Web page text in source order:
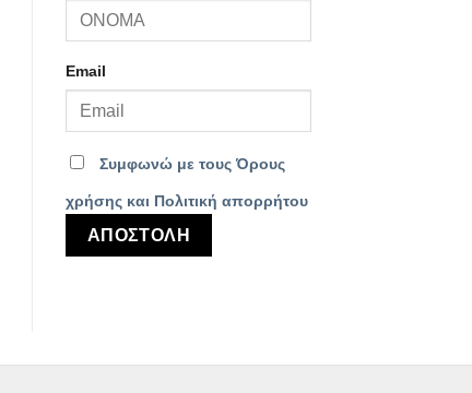
Email
Συμφωνώ με τους Όρους
χρήσης και Πολιτική απορρήτου